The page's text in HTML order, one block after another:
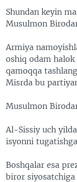
Shundan keyin
Musulmon
Armiya
oshiq odam
qamoqqa
Misrda bu
Musulmon
Al-Sissiy uch
isyonni
Boshqalar esa
biror siyosatchiga